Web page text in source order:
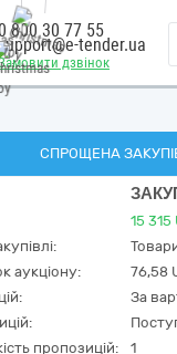
дзвінок
0 800 30 77 55
tender.ua
СПРОЩЕНА
15 315
аукціону:
76,58
За
пропозицій:
1